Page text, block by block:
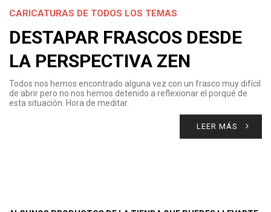
CARICATURAS DE TODOS LOS TEMAS
DESTAPAR FRASCOS DESDE
LA PERSPECTIVA ZEN
Todos nos hemos encontrado alguna vez con un frasco muy difícil
de abrir pero no nos hemos detenido a reflexionar el porqué de
esta situación. Hora de meditar.
LEER MÁS